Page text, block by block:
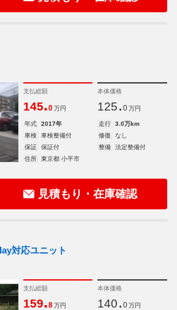
支払総額
145.0 万円
本体価格
125. 0 万円
年式 2017年 走行
3.0万km
車検
車検整備付 修復
なし
保証
保証付 整備
法定整備付
住所
東京都 小平市
見積もり・在庫確認
対応ユニット
支払総額
159.8 万円
本体価格
140. 0 万円